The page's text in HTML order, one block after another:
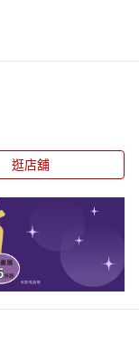
逛店舖